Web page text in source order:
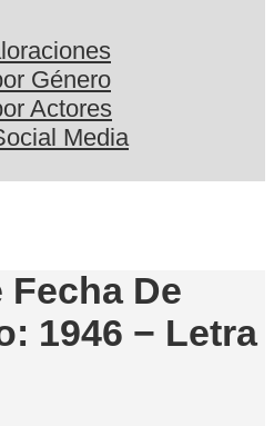
Género
Actores
Media
De
1946 − Letra